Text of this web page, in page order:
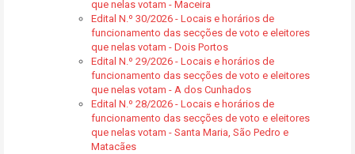
que nelas votam - Maceira
Edital N.º 30/2026 - Locais e horários de
funcionamento das secções de voto e eleitores
que nelas votam - Dois Portos
Edital N.º 29/2026 - Locais e horários de
funcionamento das secções de voto e eleitores
que nelas votam - A dos Cunhados
Edital N.º 28/2026 - Locais e horários de
funcionamento das secções de voto e eleitores
que nelas votam - Santa Maria, São Pedro e
Matacães